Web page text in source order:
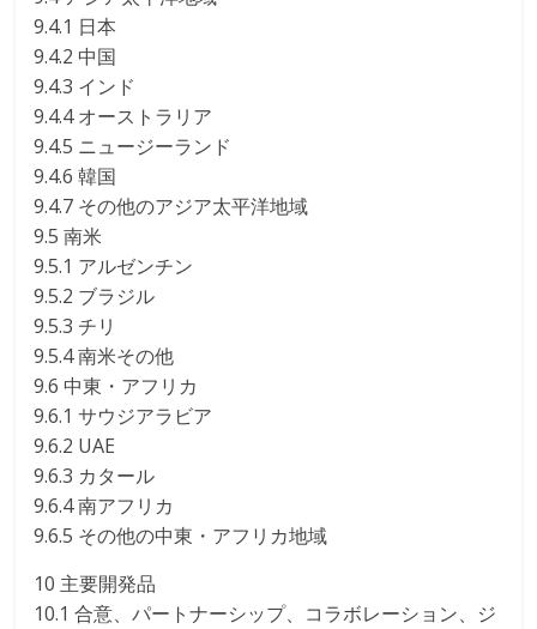
9.4.1 日本
9.4.2 中国
9.4.3 インド
9.4.4 オーストラリア
9.4.5 ニュージーランド
9.4.6 韓国
9.4.7 その他のアジア太平洋地域
9.5 南米
9.5.1 アルゼンチン
9.5.2 ブラジル
9.5.3 チリ
9.5.4 南米その他
9.6 中東・アフリカ
9.6.1 サウジアラビア
9.6.2 UAE
9.6.3 カタール
9.6.4 南アフリカ
9.6.5 その他の中東・アフリカ地域
10 主要開発品
10.1 合意、パートナーシップ、コラボレーション、ジ